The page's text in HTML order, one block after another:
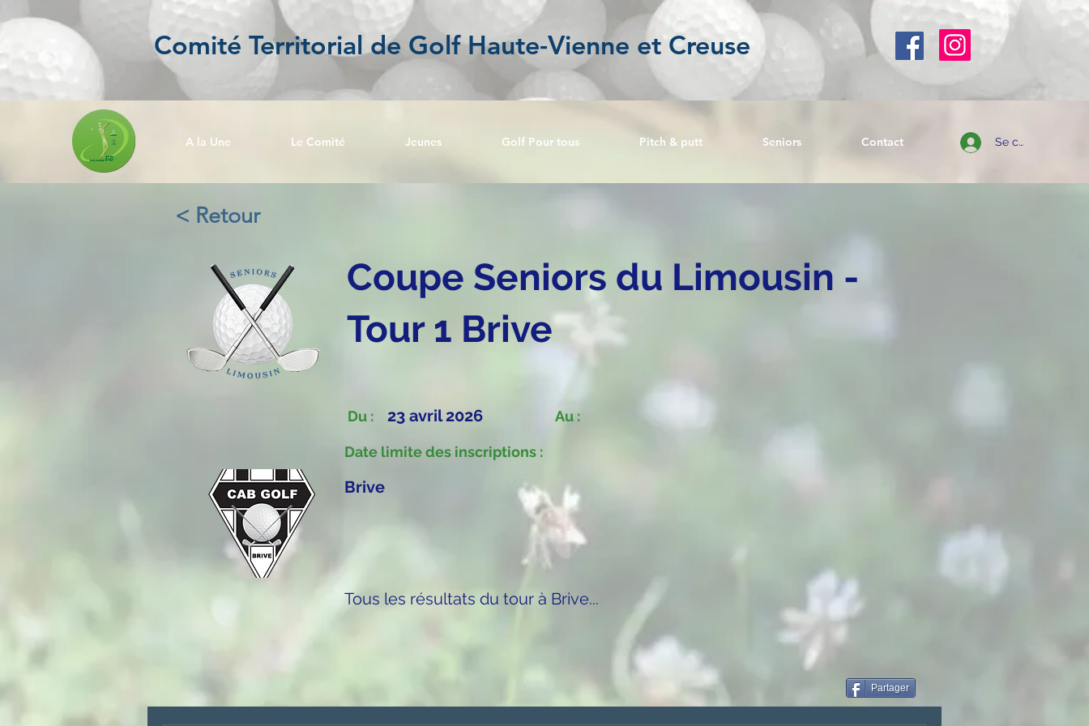
Comité Territorial de Golf Haute-Vienne et Creuse
A la Une Le Comité Jeunes Golf Pour tous Pitch & putt Seniors Contact Se connecter
< Retour
Coupe Seniors du Limousin -
Tour 1 Brive
Du : 23 avril 2026 Au :
Date limite des inscriptions :
Brive
Tous les résultats du tour à Brive...
Partager